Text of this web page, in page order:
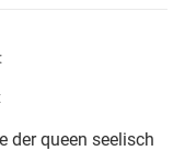
der queen seelisch